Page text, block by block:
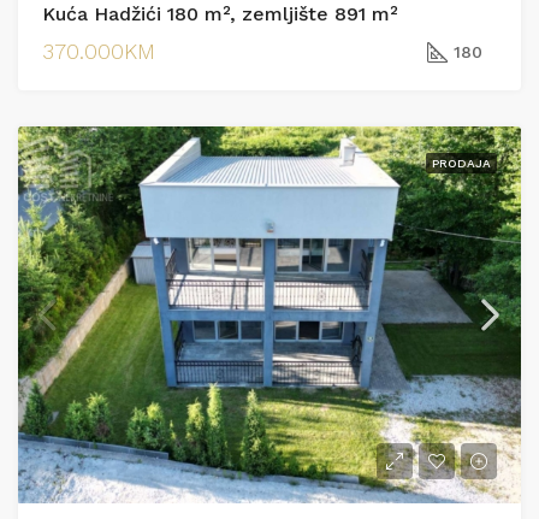
Kuća Hadžići 180 m², zemljište 891 m²
370.000KM 180
PRODAJA